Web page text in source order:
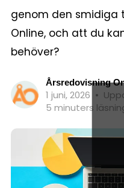
genom den smidiga
Online, och att du
behöver?
Årsredovisning
1 juni, 2026 •
5 minuters